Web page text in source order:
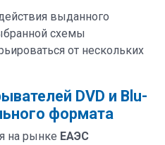
выданного
схемы
от нескольких
DVD и Blu-
формата
на рынке ЕАЭС